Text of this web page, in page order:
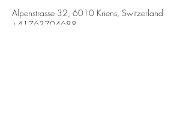
Alpenstrasse 32, 6010 Kriens, Switzerland
+41763704688